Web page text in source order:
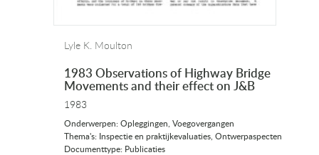
Lyle K. Moulton
1983 Observations of Highway Bridge
Movements and their effect on J&B
1983
Onderwerpen: Opleggingen, Voegovergangen
Thema's: Inspectie en praktijkevaluaties, Ontwerpaspecten
Documenttype: Publicaties